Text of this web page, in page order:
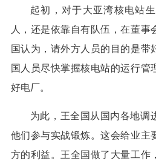
起初，对于大亚湾核电站
人，还是依靠自有队伍，在董事
国认为，请外方人员的目的是带
国人员尽快掌握核电站的运行管
好电厂。
为此，王全国从国内各地调
他们参与实战锻炼。这会给业主
方的利益。王全国做了大量工作